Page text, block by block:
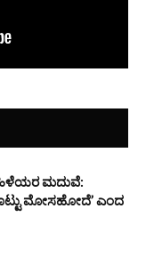
ಮದುವೆ:
ಮೋಸಹೋದೆ’ ಎಂದ